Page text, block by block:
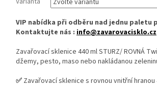
VIP nabídka při odběru nad jednu
Kontaktujte nás : info@zavarovacisklo.cz
Zavařovací sklenice 440 ml STURZ/ ROVNÁ
džemy, pesto, maso nebo nakládanou
✅ Zavařovací sklenice s rovnou vnitřní hranou